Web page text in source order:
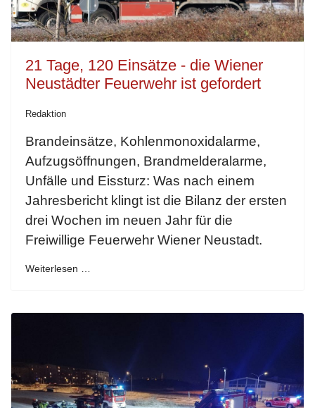
21 Tage, 120 Einsätze - die Wiener
Neustädter Feuerwehr ist gefordert
Redaktion
Brandeinsätze, Kohlenmonoxidalarme,
Aufzugsöffnungen, Brandmelderalarme,
Unfälle und Eissturz: Was nach einem
Jahresbericht klingt ist die Bilanz der ersten
drei Wochen im neuen Jahr für die
Freiwillige Feuerwehr Wiener Neustadt.
Weiterlesen …